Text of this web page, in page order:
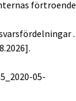
förtroende
.
05-